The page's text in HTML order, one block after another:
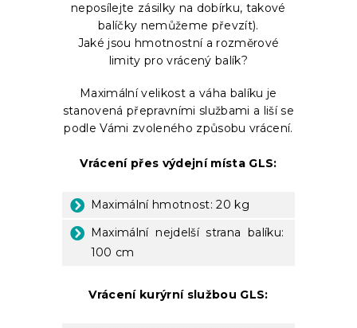
neposílejte zásilky na dobírku, takové
balíčky nemůžeme převzít).
Jaké jsou hmotnostní a rozměrové
limity pro vrácený balík?
Maximální velikost a váha balíku je
stanovená přepravními službami a liší se
podle Vámi zvoleného způsobu vrácení.
Vrácení přes výdejní místa GLS:
Maximální hmotnost: 20 kg
Maximální nejdelší strana balíku:
100 cm
Vrácení kurýrní službou GLS: